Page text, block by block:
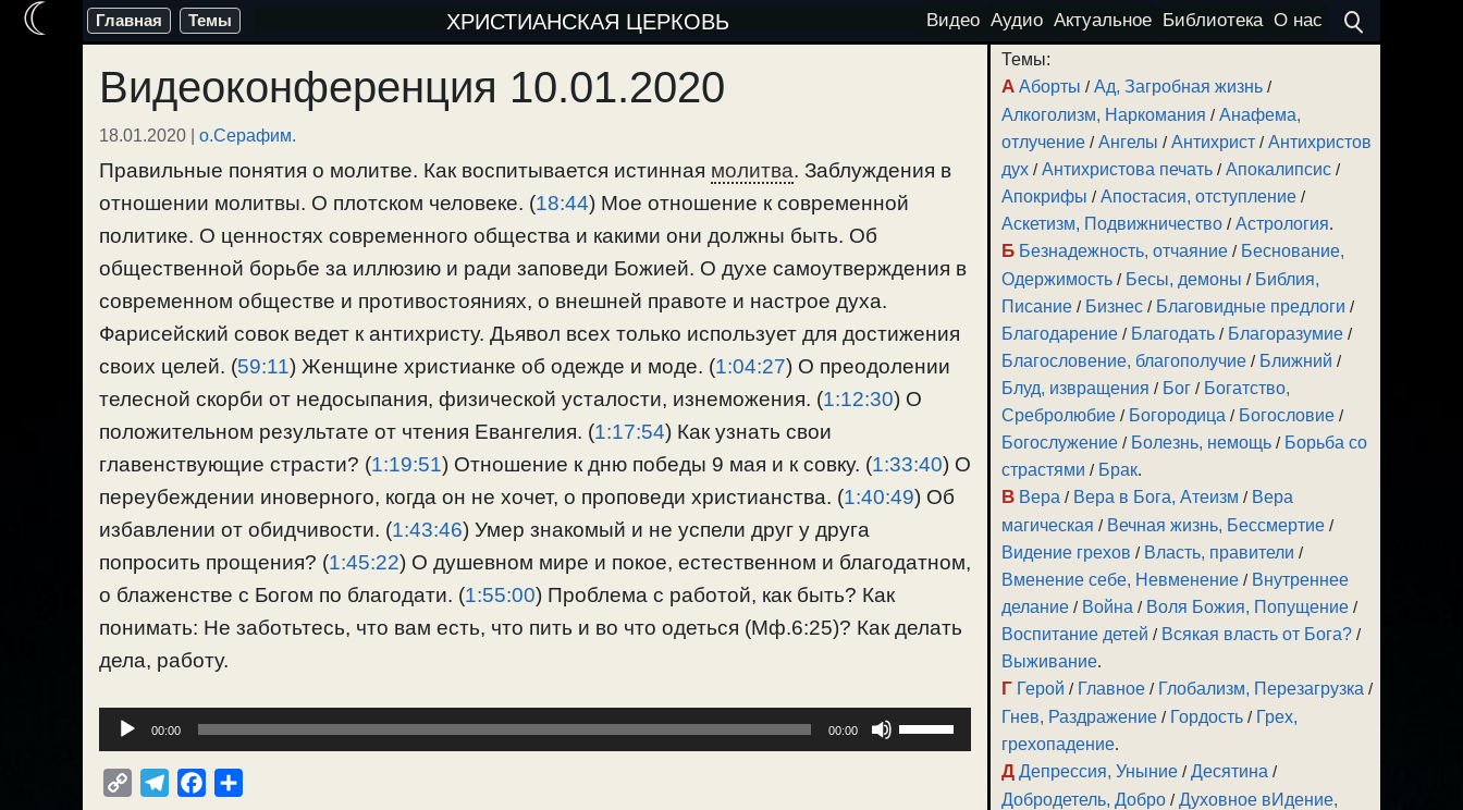
Перейти
содержимому
Главная Темы ХРИСТИАНСКАЯ ЦЕРКОВЬ Видео Аудио Актуальное Библиотека О нас
Видеоконференция 10.01.2020
18.01.2020 | о.Серафим.
Правильные понятия о молитве. Как воспитывается истинная молитва. Заблуждения в
отношении молитвы. О плотском человеке. (18:44) Мое отношение к современной
политике. О ценностях современного общества и какими они должны быть. Об
общественной борьбе за иллюзию и ради заповеди Божией. О духе самоутверждения в
современном обществе и противостояниях, о внешней правоте и настрое духа.
Фарисейский совок ведет к антихристу. Дьявол всех только использует для достижения
своих целей. (59:11) Женщине христианке об одежде и моде. (1:04:27) О преодолении
телесной скорби от недосыпания, физической усталости, изнеможения. (1:12:30) О
положительном результате от чтения Евангелия. (1:17:54) Как узнать свои
главенствующие страсти? (1:19:51) Отношение к дню победы 9 мая и к совку. (1:33:40) О
переубеждении иноверного, когда он не хочет, о проповеди христианства. (1:40:49) Об
избавлении от обидчивости. (1:43:46) Умер знакомый и не успели друг у друга
попросить прощения? (1:45:22) О душевном мире и покое, естественном и благодатном,
о блаженстве с Богом по благодати. (1:55:00) Проблема с работой, как быть? Как
понимать: Не заботьтесь, что вам есть, что пить и во что одеться (Мф.6:25)? Как делать
дела, работу.
Аудиоплеер
00:00 00:00
Используйте
клавиши
Темы:
А Аборты /Ад, Загробная жизнь /
Алкоголизм, Наркомания /Анафема,
отлучение /Ангелы /Антихрист /Антихристов
дух /Антихристова печать /Апокалипсис /
Апокрифы /Апостасия, отступление /
Аскетизм, Подвижничество /Астрология.
Б Безнадежность, отчаяние / Беснование,
Одержимость / Бесы, демоны / Библия,
Писание / Бизнес / Благовидные предлоги /
Благодарение / Благодать / Благоразумие /
Благословение, благополучие / Ближний /
Блуд, извращения / Бог / Богатство,
Сребролюбие / Богородица / Богословие /
Богослужение / Болезнь, немощь / Борьба со
страстями / Брак.
В Вера / Вера в Бога, Атеизм / Вера
магическая / Вечная жизнь, Бессмертие /
Видение грехов / Власть, правители /
Вменение себе, Невменение / Внутреннее
делание / Война / Воля Божия, Попущение /
Воспитание детей / Всякая власть от Бога? /
Выживание.
Г Герой / Главное / Глобализм, Перезагрузка /
Гнев, Раздражение / Гордость / Грех,
грехопадение.
Д Депрессия, Уныние /Десятина /
Добродетель, Добро /Духовное вИдение,
☾